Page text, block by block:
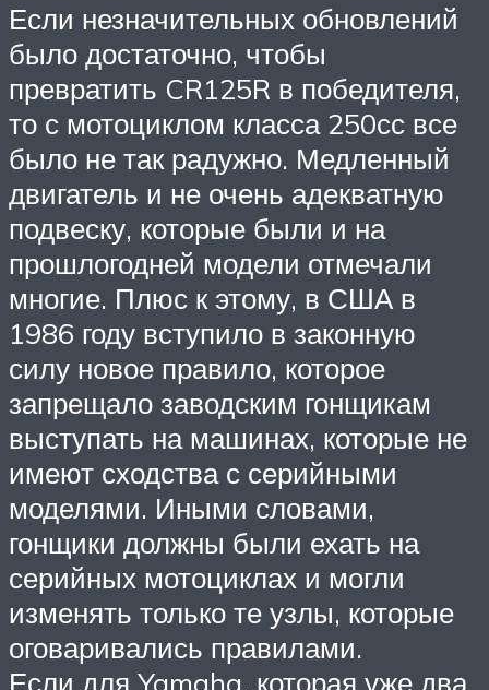
Если незначительных обновлений
было достаточно, чтобы
превратить CR125R в победителя,
то с мотоциклом класса 250сс все
было не так радужно. Медленный
двигатель и не очень адекватную
подвеску, которые были и на
прошлогодней модели отмечали
многие. Плюс к этому, в США в
1986 году вступило в законную
силу новое правило, которое
запрещало заводским гонщикам
выступать на машинах, которые не
имеют сходства с серийными
моделями. Иными словами,
гонщики должны были ехать на
серийных мотоциклах и могли
изменять только те узлы, которые
оговаривались правилами.
Если для Yamaha, которая уже два